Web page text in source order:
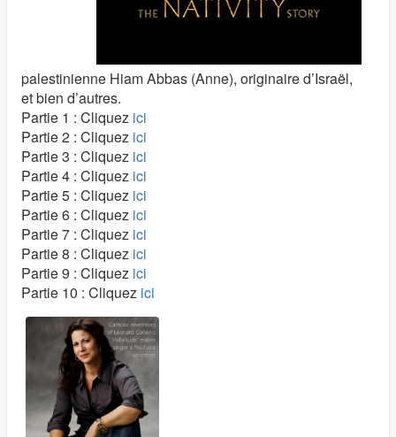
palestinienne Hiam Abbas (Anne), originaire d’Israël,
et bien d’autres.
Partie 1 : Cliquez ici
Partie 2 : Cliquez ici
Partie 3 : Cliquez ici
Partie 4 : Cliquez ici
Partie 5 : Cliquez ici
Partie 6 : Cliquez ici
Partie 7 : Cliquez ici
Partie 8 : Cliquez ici
Partie 9 : Cliquez ici
Partie 10 : Cliquez ici